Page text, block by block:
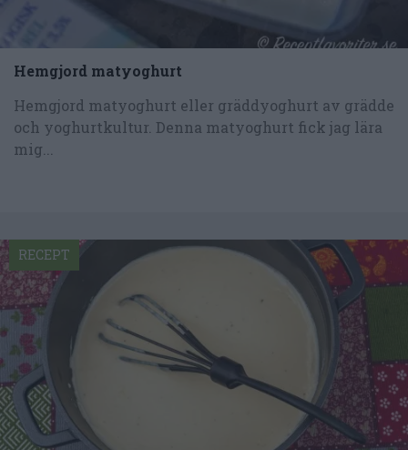
Hemgjord matyoghurt
Hemgjord matyoghurt eller gräddyoghurt av grädde
och yoghurtkultur. Denna matyoghurt fick jag lära
mig...
RECEPT